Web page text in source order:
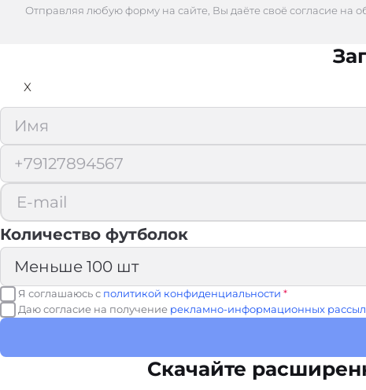
Отправляя любую форму на сайте, Вы даёте своё согласие на
X
Количество футболок
Я соглашаюсь с политикой конфиденциальности *
Даю согласие на получение рекламно-информационных
Скачайте